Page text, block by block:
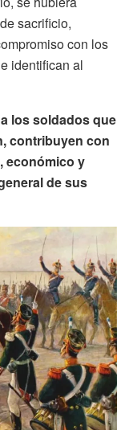
sacrificio,
con los
identifican al
los soldados que
contribuyen con
económico y
de sus